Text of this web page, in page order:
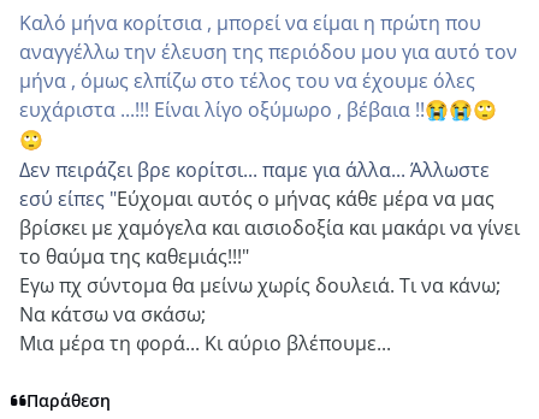
Καλό μήνα κορίτσια , μπορεί να είμαι η πρώτη που
αναγγέλλω την έλευση της περιόδου μου για αυτό τον
μήνα , όμως ελπίζω στο τέλος του να έχουμε όλες
ευχάριστα ...!!! Είναι λίγο οξύμωρο , βέβαια !!😭😭🙄
🙄
Δεν πειράζει βρε κορίτσι... παμε για άλλα... Άλλωστε
εσύ είπες "Εύχομαι αυτός ο μήνας κάθε μέρα να μας
βρίσκει με χαμόγελα και αισιοδοξία και μακάρι να γίνει
το θαύμα της καθεμιάς!!!"
Εγω πχ σύντομα θα μείνω χωρίς δουλειά. Τι να κάνω;
Να κάτσω να σκάσω;
Μια μέρα τη φορά... Κι αύριο βλέπουμε...
Παράθεση